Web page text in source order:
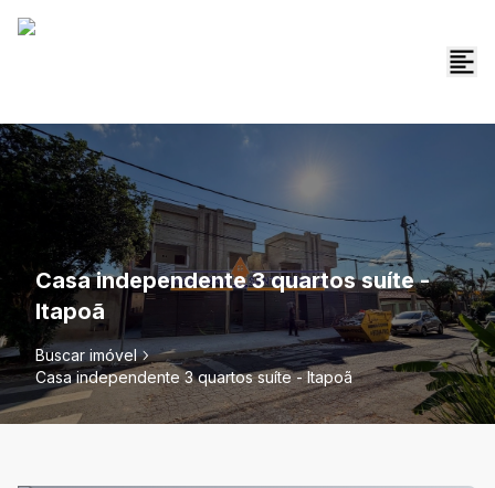
Casa independente 3 quartos suíte -
Itapoã
Buscar imóvel
Casa independente 3 quartos suíte - Itapoã